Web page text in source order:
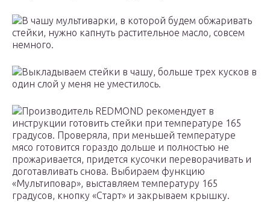
В чашу мультиварки, в которой будем обжаривать
стейки, нужно капнуть растительное масло, совсем
немного.
Выкладываем стейки в чашу, больше трех кусков в
один слой у меня не уместилось.
Производитель REDMOND рекомендует в
инструкции готовить стейки при температуре 165
градусов. Проверяла, при меньшей температуре
мясо готовится гораздо дольше и полностью не
прожаривается, придется кусочки переворачивать и
доготавливать снова. Выбираем функцию
«Мультиповар», выставляем температуру 165
градусов, кнопку «Старт» и закрываем крышку.